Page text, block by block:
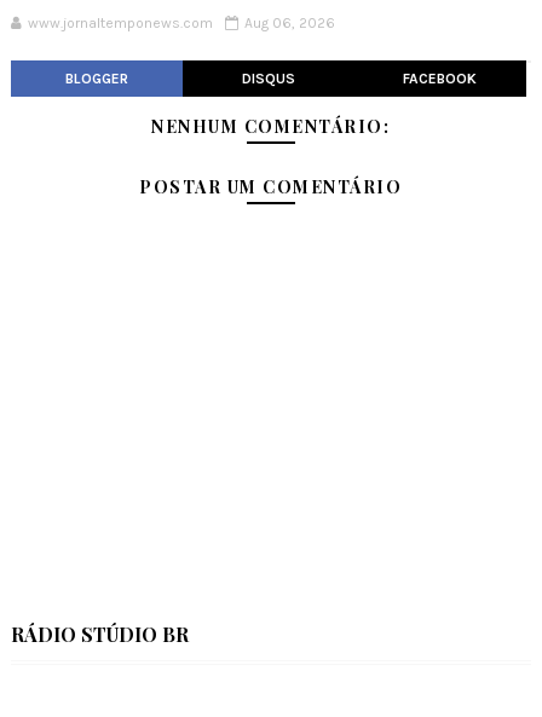
www.jornaltemponews.com Aug 06, 2026
BLOGGER DISQUS FACEBOOK
NENHUM COMENTÁRIO:
POSTAR UM COMENTÁRIO
RÁDIO STÚDIO BR